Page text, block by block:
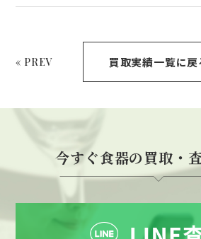
« PREV 買取実績一覧に戻
今すぐ食器の買取・